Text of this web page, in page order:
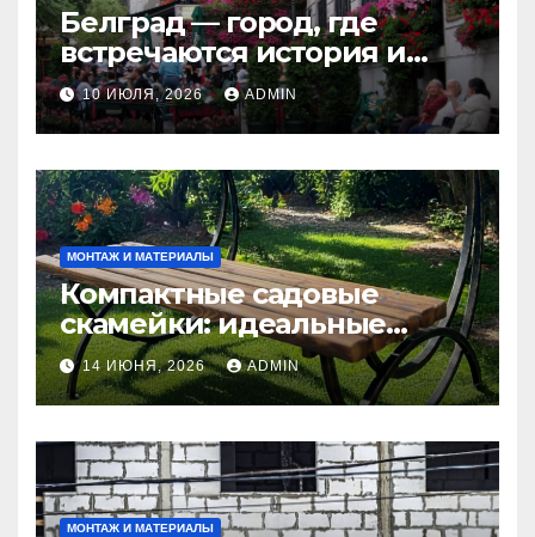
Белград — город, где
встречаются история и
современность
10 ИЮЛЯ, 2026 ADMIN
МОНТАЖ И МАТЕРИАЛЫ
Компактные садовые
скамейки: идеальные
решения Madmetal.ru для
маленьких участков
14 ИЮНЯ, 2026 ADMIN
МОНТАЖ И МАТЕРИАЛЫ